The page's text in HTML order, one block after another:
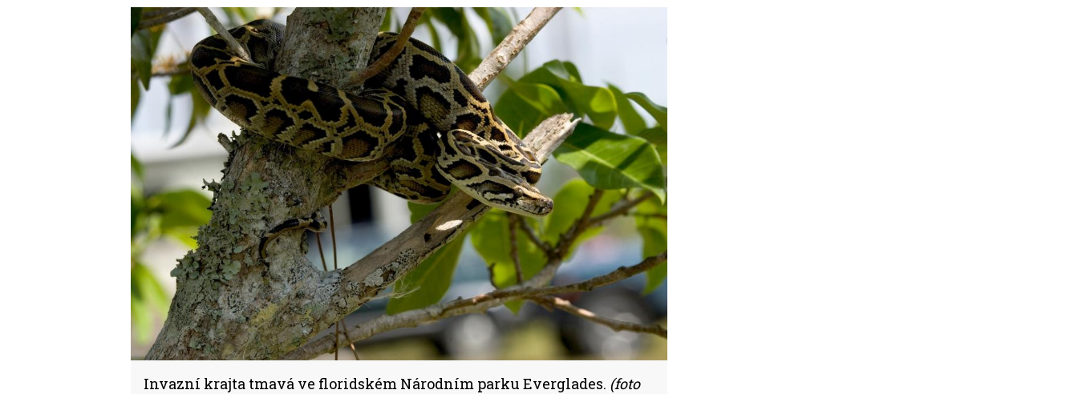
Invazní krajta tmavá ve floridském Národním parku Everglades. (foto